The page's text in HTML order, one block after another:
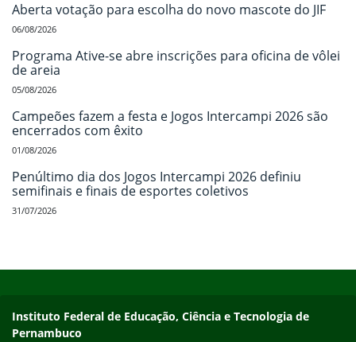
Aberta votação para escolha do novo mascote do JIF
06/08/2026
Programa Ative-se abre inscrições para oficina de vôlei
de areia
05/08/2026
Campeões fazem a festa e Jogos Intercampi 2026 são
encerrados com êxito
01/08/2026
Penúltimo dia dos Jogos Intercampi 2026 definiu
semifinais e finais de esportes coletivos
31/07/2026
Instituto Federal de Educação, Ciência e Tecnologia de
Pernambuco